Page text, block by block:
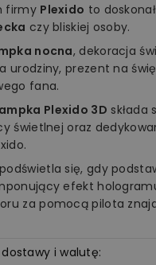
firmy Plexido to
czy bliskiej osoby.
nocna, dekoracja
urodziny, prezent na
fana.
Plexido 3D składa
świetlnej oraz
się, gdy
efekt
za pomocą pilota
i walutę: